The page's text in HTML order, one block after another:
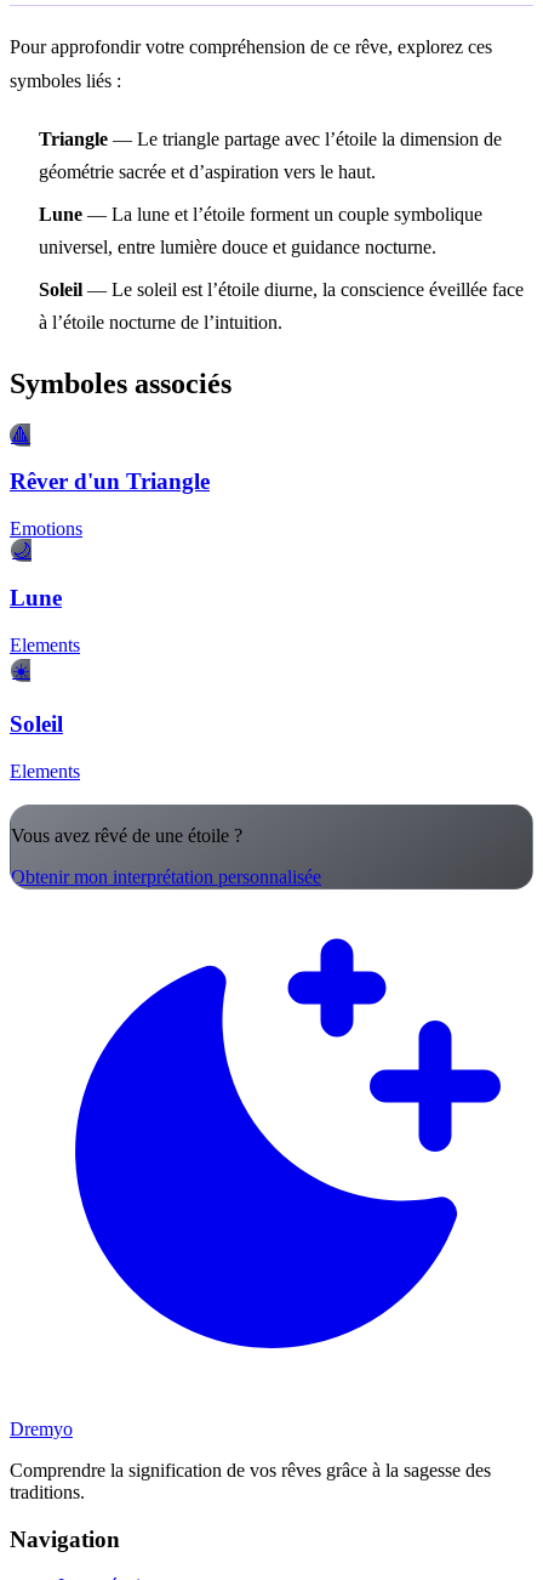
Pour approfondir votre compréhension de ce rêve, explorez ces
symboles liés :
Triangle — Le triangle partage avec l’étoile la dimension de
géométrie sacrée et d’aspiration vers le haut.
Lune — La lune et l’étoile forment un couple symbolique
universel, entre lumière douce et guidance nocturne.
Soleil — Le soleil est l’étoile diurne, la conscience éveillée face
à l’étoile nocturne de l’intuition.
Symboles associés
🔺
Rêver d'un Triangle
Emotions
🌙
Lune
Elements
☀️
Soleil
Elements
Vous avez rêvé de une étoile ?
Obtenir mon interprétation personnalisée
Dremyo
Comprendre la signification de vos rêves grâce à la sagesse des
traditions.
Navigation